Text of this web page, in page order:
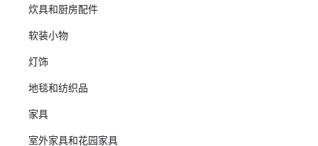
炊具和厨房配件
软装小物
灯饰
地毯和纺织品
家具
室外家具和花园家具